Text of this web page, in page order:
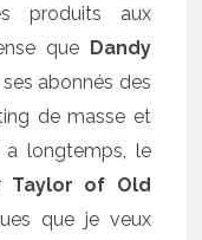
produits aux
que Dandy
abonnés des
de masse et
longtemps, le
Taylor of Old
que je veux